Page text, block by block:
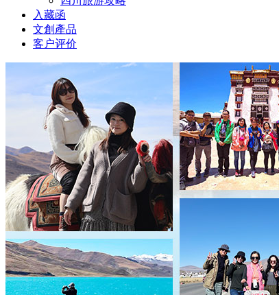
入藏函
文創產品
客户评价